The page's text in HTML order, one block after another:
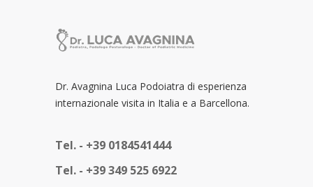
Dr. Avagnina Luca Podoiatra di esperienza
internazionale visita in Italia e a Barcellona.
Tel. - +39 0184541444
Tel. - +39 349 525 6922